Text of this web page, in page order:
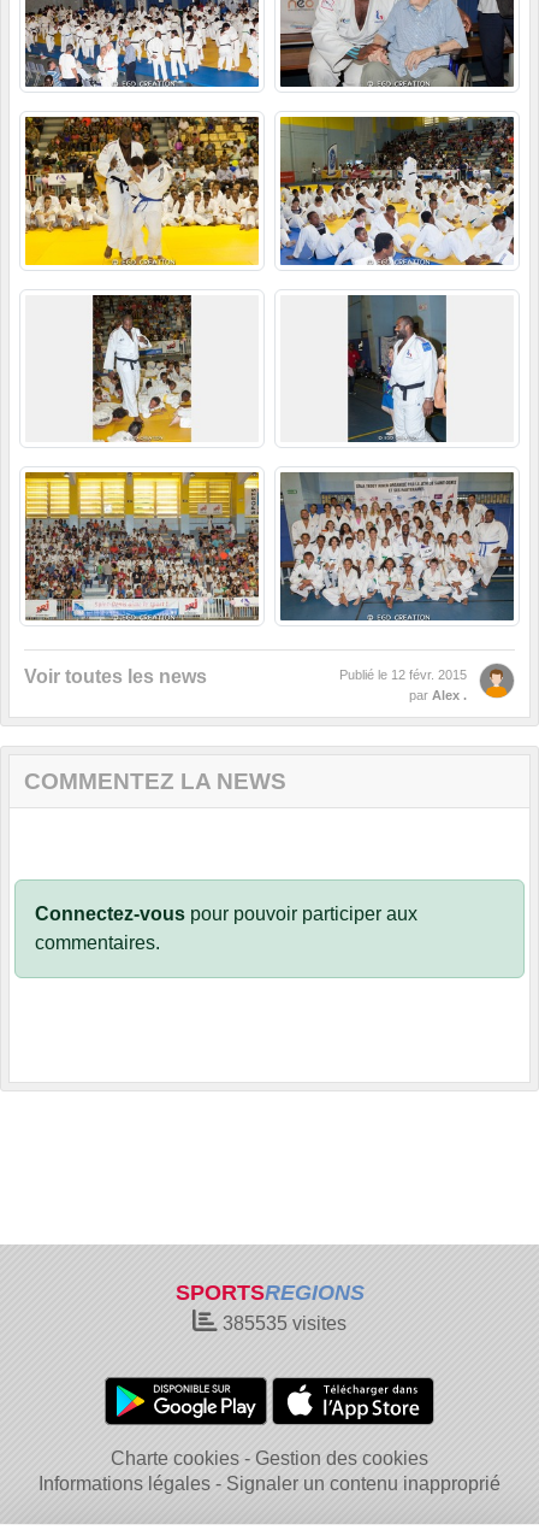
Voir toutes les news Publié le 12 févr. 2015
par Alex .
COMMENTEZ LA NEWS
Connectez-vous pour pouvoir participer aux
commentaires.
SPORTSREGIONS
385535 visites
Charte cookies
Gestion des cookies
Informations légales
Signaler un contenu inapproprié